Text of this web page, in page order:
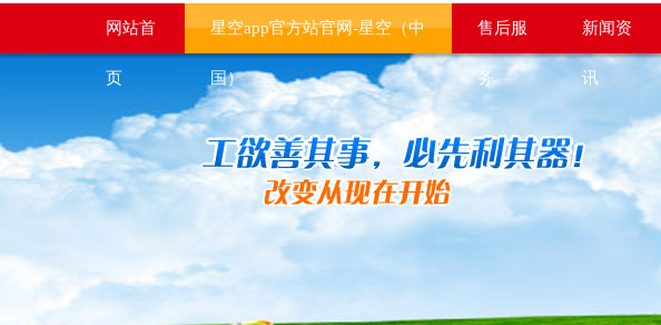
网站首
页
星空app官方站官网-星空（中
国）
售后服
务
新闻资
讯